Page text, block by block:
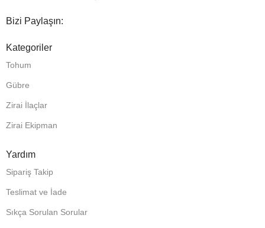
Bizi Paylaşın:
Kategoriler
Tohum
Gübre
Zirai İlaçlar
Zirai Ekipman
Yardım
Sipariş Takip
Teslimat ve İade
Sıkça Sorulan Sorular